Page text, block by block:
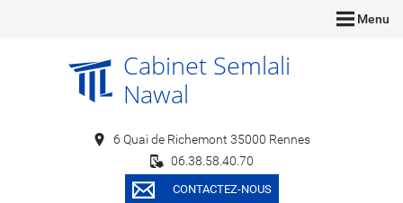
Menu
Cabinet Semlali
Nawal
6 Quai de Richemont 35000 Rennes
06.38.58.40.70
CONTACTEZ-NOUS